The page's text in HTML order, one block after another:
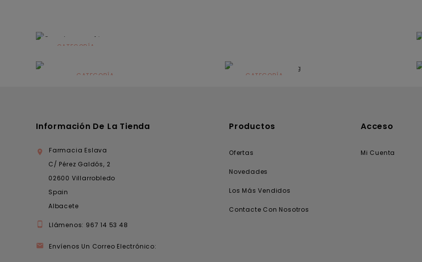
CATEGORÍA
CATEGORÍA CATEGORÍA
Información De La Tienda

Farmacia Eslava
C/ Pérez Galdós, 2
02600 Villarrobledo
Spain
Albacete
 Llámenos: 967 14 53 48
 Envíenos Un Correo Electrónico:
Productos
Ofertas
Novedades
Los Más Vendidos
Contacte Con Nosotros
Acceso
Mi Cuenta